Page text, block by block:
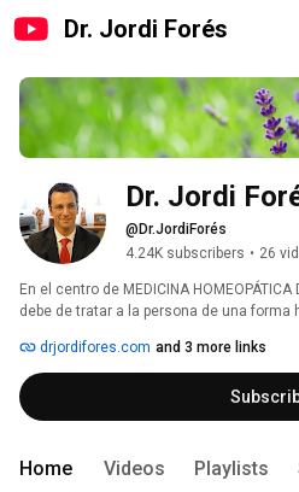
Dr. Jordi Forés
Dr. Jordi
@Dr.JordiForés
4.24K subscribers • 26
En el centro de MEDICINA
debe de tratar a la persona de una forma
hayan podido desencadenar la causa de
tratarla de una forma integradora y
drjordifores.com and 3 more links
Home Videos Playlists